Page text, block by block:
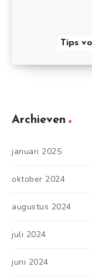
Tips
Archieven
januari 2025
oktober 2024
augustus 2024
juli 2024
juni 2024